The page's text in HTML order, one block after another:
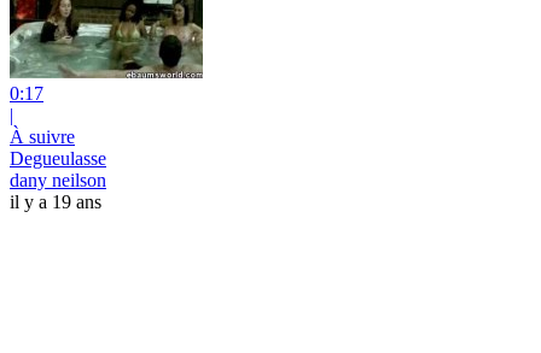
0:17
|
À suivre
Degueulasse
dany neilson
il y a 19 ans